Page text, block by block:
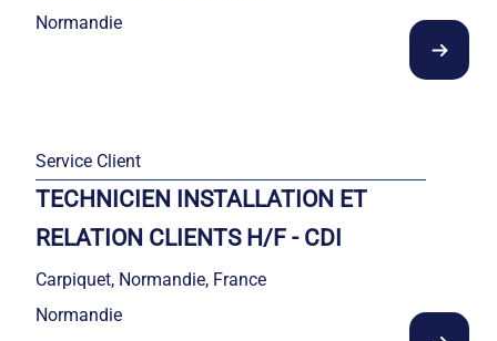
Normandie
Service Client
TECHNICIEN INSTALLATION ET
RELATION CLIENTS H/F - CDI
Carpiquet, Normandie, France
Normandie